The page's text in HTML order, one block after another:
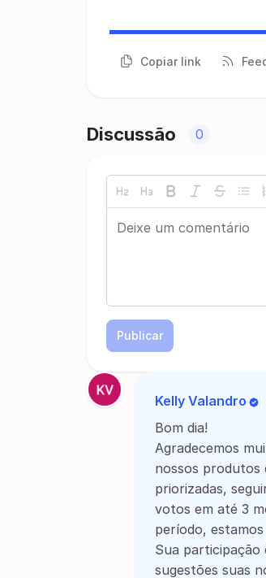
Copiar link
Discussão 0
Publicar
Kelly Valandro
Bom dia!
Agradecemos
nossos produtos
priorizadas,
votos em até 3
período,
Sua
sugestões suas